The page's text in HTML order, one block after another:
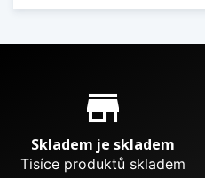
Proč nakupovat u nás?
store_mall_directory
Skladem je skladem
Tisíce produktů skladem